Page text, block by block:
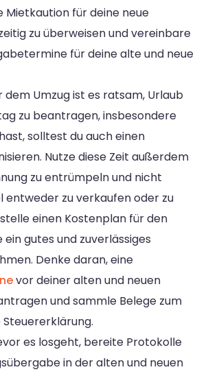
Mietkaution für deine neue
zu überweisen und vereinbare
für deine alte und neue
dem Umzug ist es ratsam, Urlaub
zu beantragen, insbesondere
solltest du auch einen
Nutze diese Zeit außerdem
zu entrümpeln und nicht
entweder zu verkaufen oder zu
einen Kostenplan für den
ein gutes und zuverlässiges
Denke daran, eine
vor deiner alten und neuen
und sammle Belege zum
Steuererklärung.
es losgeht, bereite Protokolle
in der alten und neuen